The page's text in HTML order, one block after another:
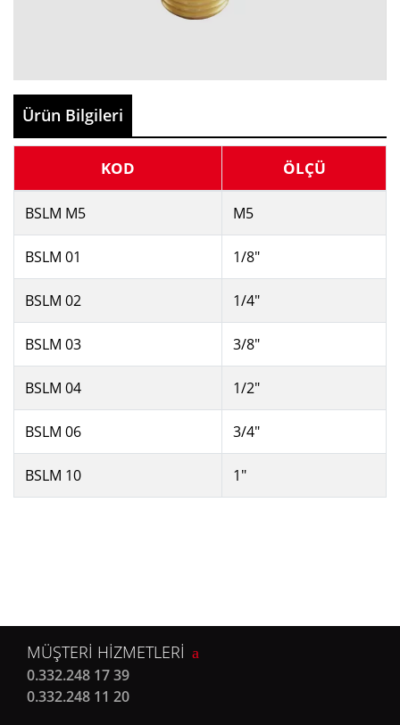
Ürün Bilgileri
KOD ÖLÇÜ
BSLM M5 M5
BSLM 01 1/8"
BSLM 02 1/4"
BSLM 03 3/8"
BSLM 04 1/2"
BSLM 06 3/4"
BSLM 10 1"
MÜŞTERİ HİZMETLERİ
0.332.248 17 39
0.332.248 11 20